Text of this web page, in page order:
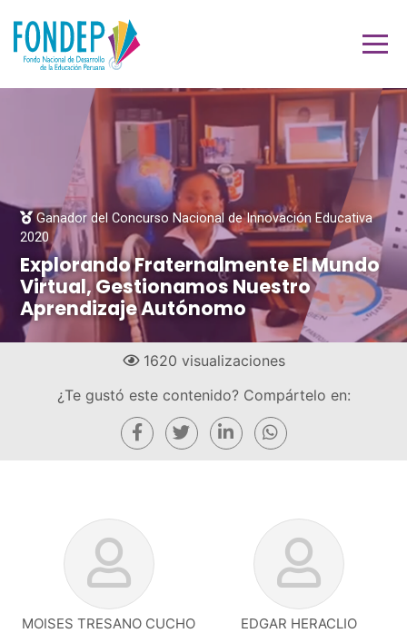
Ganador del Concurso Nacional de Innovación Educativa
2020
Explorando Fraternalmente El Mundo
Virtual, Gestionamos Nuestro
Aprendizaje Autónomo
1620 visualizaciones
¿Te gustó este contenido? Compártelo en:
MOISES TRESANO CUCHO
EDGAR HERACLIO